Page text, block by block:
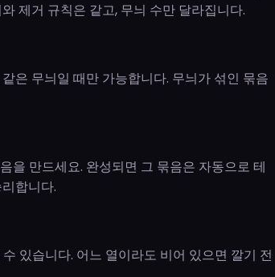
제거 규칙은 같고, 무늬 수만 달라집니다.
은 무늬일 때만 가능합니다. 무늬가 섞인 묶음
을 만드세요. 완성되면 그 묶음은 자동으로 테
합니다.
있습니다. 어느 열이라도 비어 있으면 깔기 전